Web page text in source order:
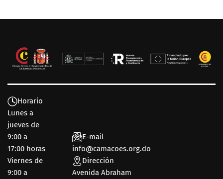
Horario
Lunes a
jueves de
9:00 a
17:00 horas
Viernes de
9:00 a
E-mail
info@camacoes.org.do
Dirección
Avenida Abraham